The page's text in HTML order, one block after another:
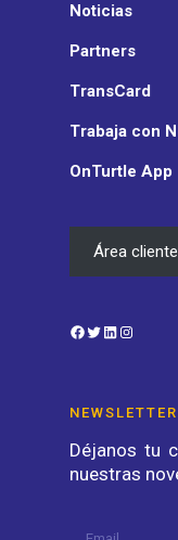
Noticias
Partners
TransCard
Trabaja con
OnTurtle App
Área cliente
Facebook
TwitterLinkedIn
NEWSLETTER
Déjanos tu
nuestras